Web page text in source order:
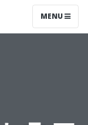
MENU